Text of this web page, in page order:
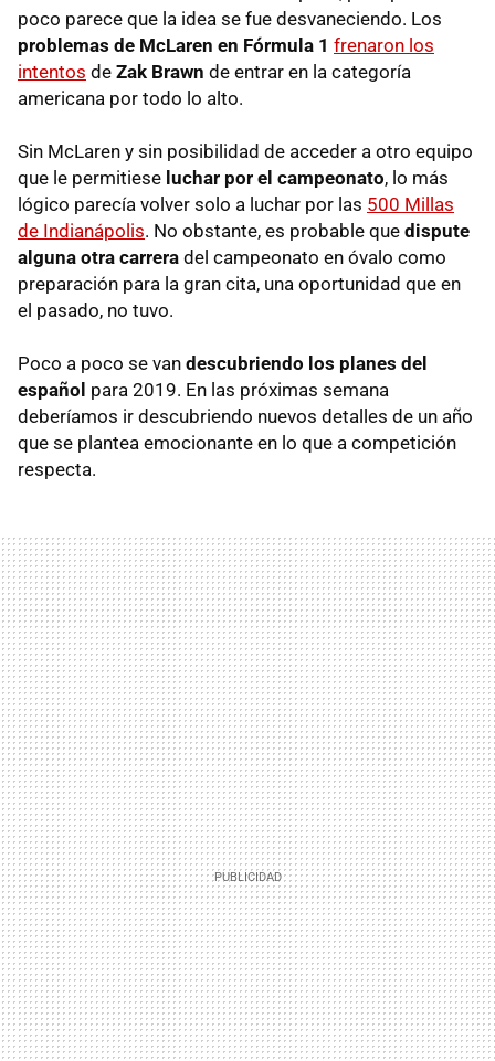
poco parece que la idea se fue desvaneciendo. Los
problemas de McLaren en Fórmula 1 frenaron los
intentos de Zak Brawn de entrar en la categoría
americana por todo lo alto.
Sin McLaren y sin posibilidad de acceder a otro equipo
que le permitiese luchar por el campeonato, lo más
lógico parecía volver solo a luchar por las 500 Millas
de Indianápolis. No obstante, es probable que dispute
alguna otra carrera del campeonato en óvalo como
preparación para la gran cita, una oportunidad que en
el pasado, no tuvo.
Poco a poco se van descubriendo los planes del
español para 2019. En las próximas semana
deberíamos ir descubriendo nuevos detalles de un año
que se plantea emocionante en lo que a competición
respecta.